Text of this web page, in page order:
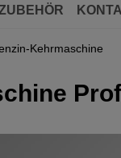
Kehrmaschine